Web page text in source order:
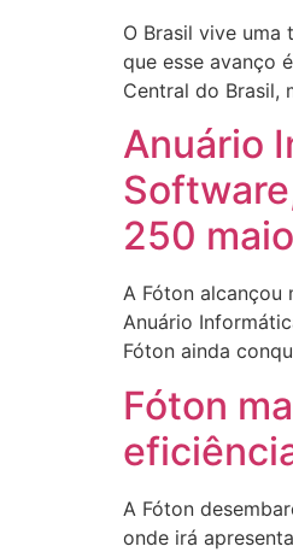
O Brasil vive
que esse avanço
Central do Brasil,
Anuário
250
A Fóton alcançou
Anuário
Fóton ainda
Fóton
A Fóton
onde irá